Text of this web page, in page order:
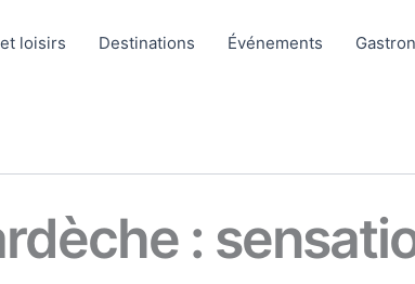
loisirs Destinations Événements
: